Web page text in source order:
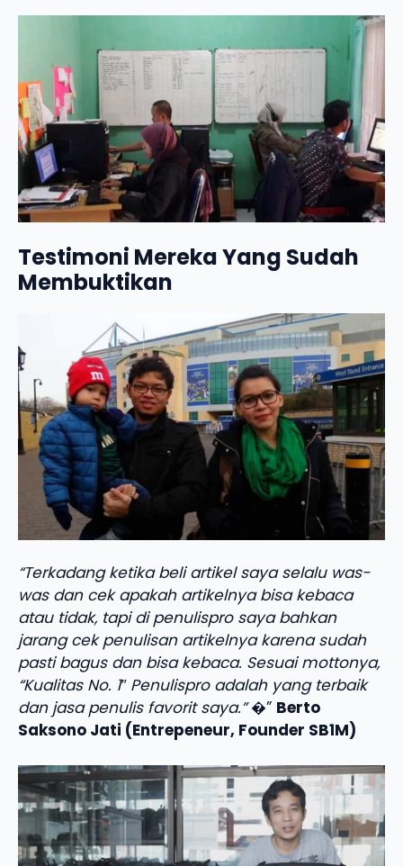
Testimoni Mereka Yang Sudah
Membuktikan
“Terkadang ketika beli artikel saya selalu was-
was dan cek apakah artikelnya bisa kebaca
atau tidak, tapi di penulispro saya bahkan
jarang cek penulisan artikelnya karena sudah
pasti bagus dan bisa kebaca. Sesuai mottonya,
“Kualitas No. 1″ Penulispro adalah yang terbaik
dan jasa penulis favorit saya.”�” Berto
Saksono Jati (Entrepeneur, Founder SB1M)